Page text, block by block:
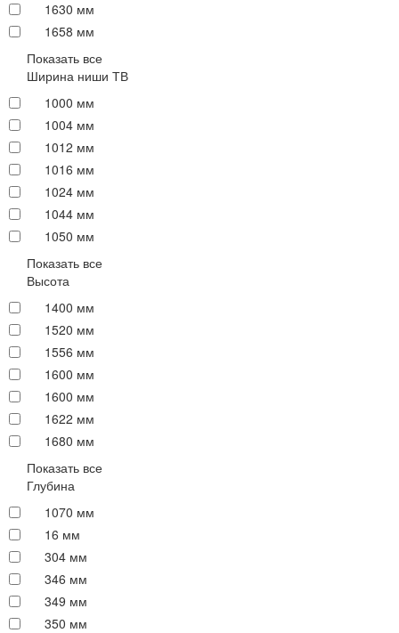
1630 мм
1658 мм
Показать все
Ширина ниши ТВ
1000 мм
1004 мм
1012 мм
1016 мм
1024 мм
1044 мм
1050 мм
Показать все
Высота
1400 мм
1520 мм
1556 мм
1600 мм
1600 мм
1622 мм
1680 мм
Показать все
Глубина
1070 мм
16 мм
304 мм
346 мм
349 мм
350 мм